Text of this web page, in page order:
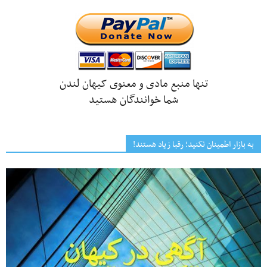
تنها منبع مادی و معنوی کیهان لندن
شما خوانندگان هستید
به بازار اطمینان نکنید؛ رقبا زیاد هستند!